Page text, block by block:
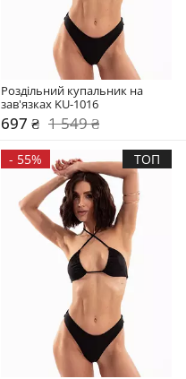
Роздільний купальник на
зав'язках KU-1016
697 ₴ 1 549 ₴
- 55% ТОП